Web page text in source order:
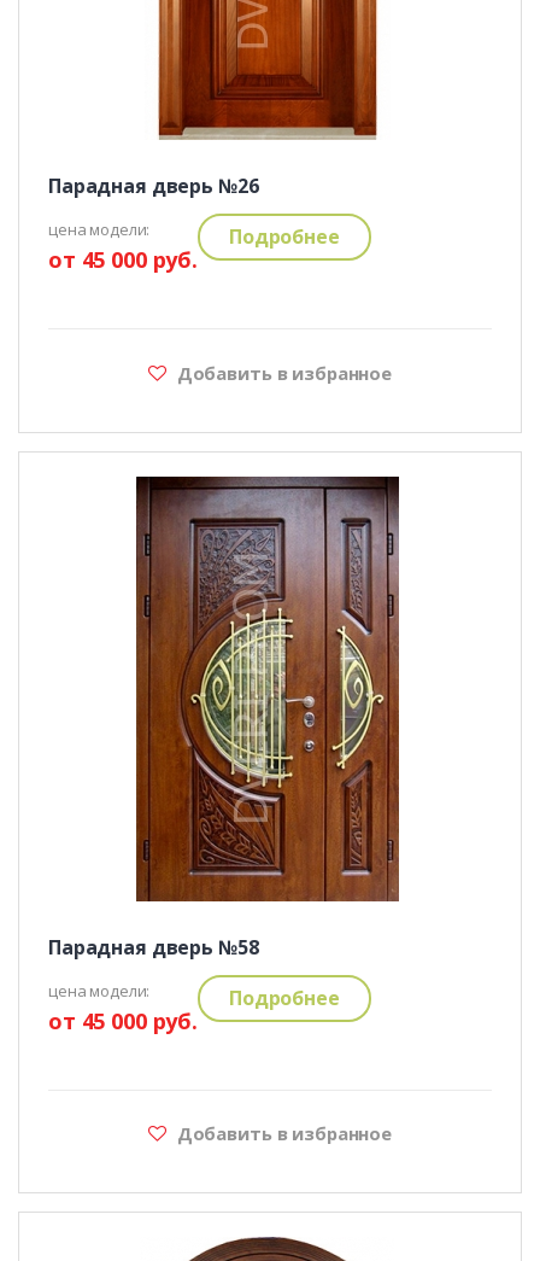
Парадная дверь №26
цена модели:
от 45 000 руб.
Подробнее
Добавить в избранное
Парадная дверь №58
цена модели:
от 45 000 руб.
Подробнее
Добавить в избранное